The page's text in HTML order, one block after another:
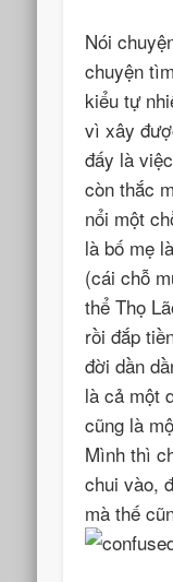
Nói
chuyện
kiểu tự
vì xây
đấy là
còn thắc
nổi một
là bố mẹ
(cái chỗ
thể Thọ
rồi đắp
đời dần
là cả một
cũng là
Mình thì
chui vào,
mà thế